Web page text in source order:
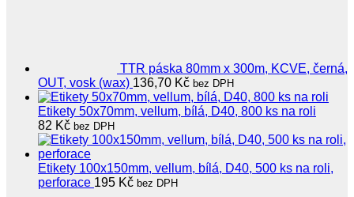
TTR páska 80mm x 300m, KCVE, černá,
OUT, vosk (wax) 136,70 Kč bez DPH
Etikety 50x70mm, vellum, bílá, D40, 800 ks na roli
82 Kč bez DPH
Etikety 100x150mm, vellum, bílá, D40, 500 ks na roli,
perforace 195 Kč bez DPH